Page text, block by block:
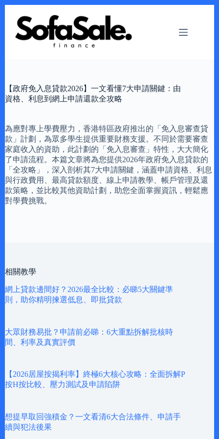
content
【政府免入息貸款2026】一文看懂7大申請關鍵：由
資格、利息到網上申請還款全攻略
為應對專上學費壓力，香港特區政府推出的「免入息審查貸
款」計劃，為眾多學生提供重要財務支援。不同於需要審查
家庭收入的資助，此計劃的「免入息審查」特性，大大簡化
了申請流程。本篇文章將為您提供2026年政府免入息貸款的
「全攻略」，深入剖析其7大申請關鍵，涵蓋申請資格、利息
與行政費用、最高貸款額度、線上申請教學、帳戶管理及還
款策略，並比較其他資助計劃，助您全面掌握資訊，輕鬆應
對學費挑戰。
相關教學
網上貸款邊間好？2026最全比較：必睇5大關鍵準
則，助你精明揀選低息、即批貸款
大眾財務易批？申請前必睇：6大重點拆解批核時
間、利率及真實評價
【2026居屋按揭利率】終極6大核心攻略：全面拆解P
按H按比較、壓力測試及申請陷阱
想提早取回強積金？一文看清6大合法條件、申請手
續與犯法後果